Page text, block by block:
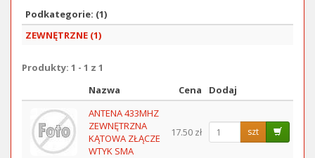
Podkategorie: (1)
ZEWNĘTRZNE (1)
Produkty: 1 - 1 z 1
Obraz
Nazwa Cena
Dodaj
ANTENA 433MHZ
ZEWNĘTRZNA
KĄTOWA ZŁĄCZE
WTYK SMA
17.50 zł szt